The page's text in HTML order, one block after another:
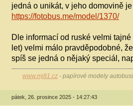
jedná o unikát, v jeho domovině
https://fotobus.me/model/1370/
Dle informací od ruské velmi
let) velmi málo pravděpodobné,
spíš se jedná o nějaký speciál,
www.mj81.cz - papírové modely
pátek, 26. prosince 2025 - 14:27:43